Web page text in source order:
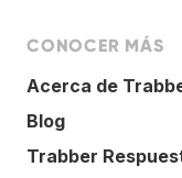
CONOCER MÁS
Acerca de
Blog
Trabber